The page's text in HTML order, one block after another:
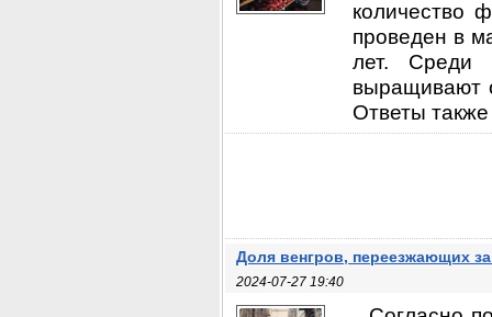
количество
проведен в
лет. Среди
выращивают
Ответы
Доля венгров, переезжающих
2024-07-27 19:40